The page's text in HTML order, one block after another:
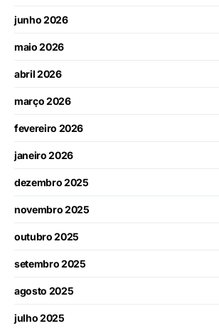
junho 2026
maio 2026
abril 2026
março 2026
fevereiro 2026
janeiro 2026
dezembro 2025
novembro 2025
outubro 2025
setembro 2025
agosto 2025
julho 2025